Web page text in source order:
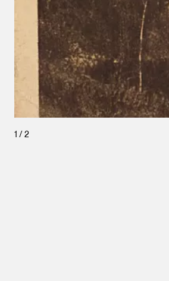
1 /2